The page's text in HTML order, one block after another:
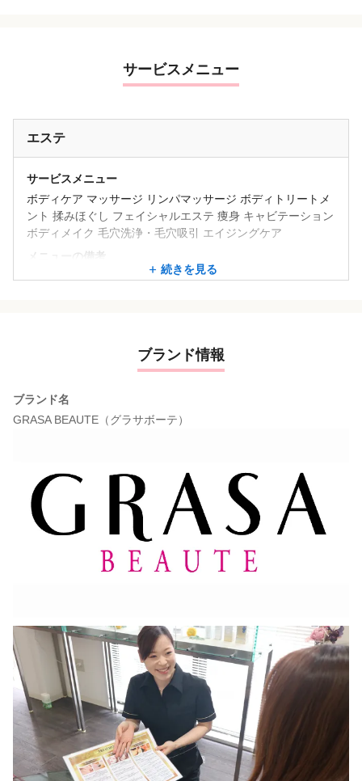
サービスメニュー
エステ
サービスメニュー
ボディケア マッサージ リンパマッサージ ボディトリートメ
ント 揉みほぐし フェイシャルエステ 痩身 キャビテーション
ボディメイク 毛穴洗浄・毛穴吸引 エイジングケア
メニューの備考
れるお客様が大半を占めます！
続きを見る
ブランド情報
ブランド名
GRASA BEAUTE（グラサボーテ）